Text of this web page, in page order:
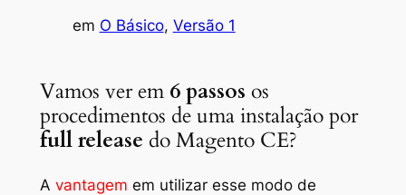
em O Básico, Versão 1
Vamos ver em6 passos os
procedimentos de uma instalação por
full release do Magento CE?
A vantagem em utilizar esse modo de